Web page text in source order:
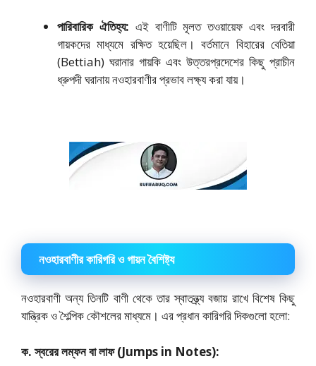
পারিবারিক ঐতিহ্য: এই বাণীটি মূলত তওয়ায়েফ এবং দরবারী
গায়কদের মাধ্যমে রক্ষিত হয়েছিল। বর্তমানে বিহারের বেতিয়া
(Bettiah) ঘরানার গায়কি এবং উত্তরপ্রদেশের কিছু প্রাচীন
ধ্রুপদী ঘরানায় নওহারবাণীর প্রভাব লক্ষ্য করা যায়।
নওহারবাণীর কারিগরি ও গায়ন বৈশিষ্ট্য
নওহারবাণী অন্য তিনটি বাণী থেকে তার স্বাতন্ত্র্য বজায় রাখে বিশেষ কিছু
যান্ত্রিক ও শৈল্পিক কৌশলের মাধ্যমে। এর প্রধান কারিগরি দিকগুলো হলো:
ক. স্বরের লম্ফন বা লাফ (Jumps in Notes):